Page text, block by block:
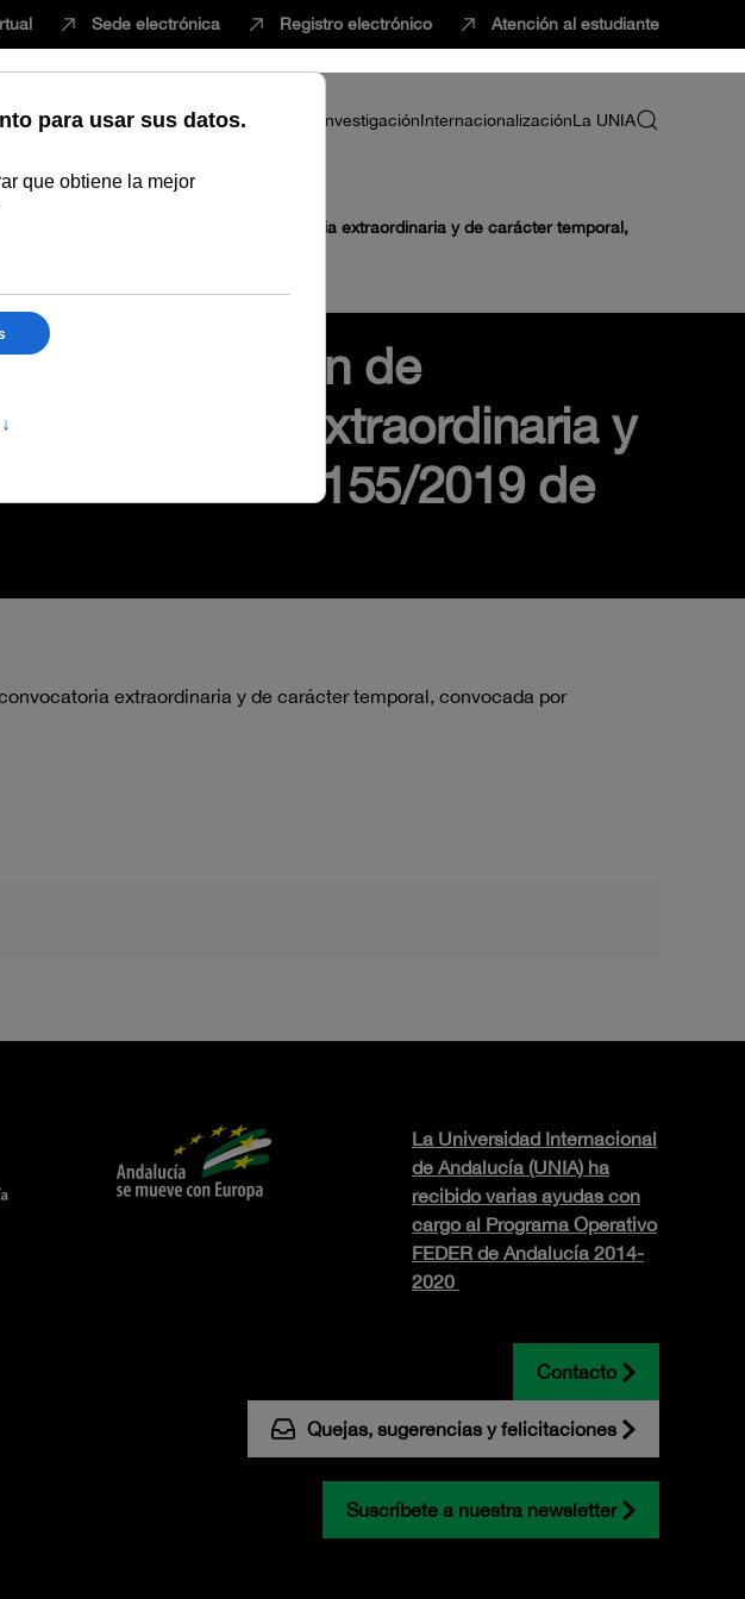
Sede electrónica Registro electrónico Atención al estudiante
InnovaciónVida universitariaProfesorado InvestigaciónInternacionalizaciónLa UNIA
para la resolución de la convocatoria extraordinaria y de carácter temporal,
de la Comisión de
extraordinaria y
Resolución 155/2019 de
extraordinaria y de carácter temporal, convocada por
La Universidad Internacional
de Andalucía (UNIA) ha
recibido varias ayudas con
cargo al Programa Operativo
FEDER de Andalucía 2014-
2020
Contacto
Quejas, sugerencias y felicitaciones
Suscríbete a nuestra newsletter